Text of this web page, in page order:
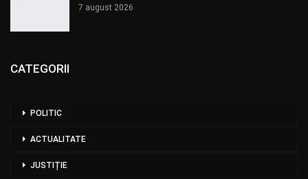
7 august 2026
CATEGORII
POLITIC
ACTUALITATE
JUSTIȚIE